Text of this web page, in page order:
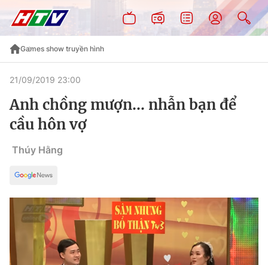
Games show truyền hình
21/09/2019 23:00
Anh chồng mượn… nhẫn bạn để
cầu hôn vợ
Thúy Hằng